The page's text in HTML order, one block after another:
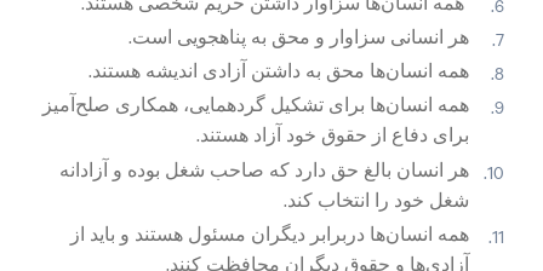
هر انسانی سزاوار و محق به پناهجویی است.
همه انسان‌ها محق به داشتن آزادی اندیشه هستند.
همه انسان‌ها برای تشکیل گردهمایی، همکاری صلح‌آمیز
برای دفاع از حقوق خود آزاد هستند.
هر انسان بالغ حق دارد که صاحب شغل بوده و آزادانه
شغل خود را انتخاب کند.
همه انسان‌ها دربرابر دیگران مسئول هستند و باید از
آزادی‌ها و حقوق دیگران محافظت کنند.